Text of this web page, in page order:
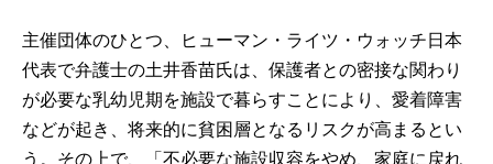
主催団体のひとつ、ヒューマン・ライツ・ウォッチ日本
代表で弁護士の土井香苗氏は、保護者との密接な関わり
が必要な乳幼児期を施設で暮らすことにより、愛着障害
などが起き、将来的に貧困層となるリスクが高まるとい
う。その上で、「不必要な施設収容をやめ、家庭に戻れ